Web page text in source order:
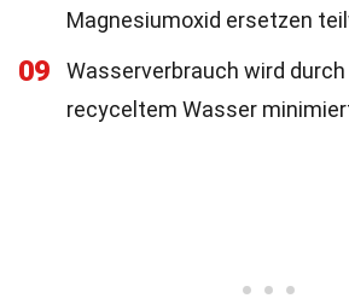
Magnesiumoxid ersetzen
09
Wasserverbrauch wird
recyceltem Wasser